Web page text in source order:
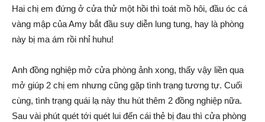
Hai chị em đứng ở cửa thử một hồi thì toát mồ hôi, đầu óc cá
vàng mập của Amy bắt đầu suy diễn lung tung, hay là phòng
này bị ma ám rồi nhỉ huhu!
Anh đồng nghiệp mở cửa phòng ảnh xong, thấy vậy liền qua
mở giúp 2 chị em nhưng cũng gặp tình trạng tương tự. Cuối
cùng, tình trạng quái lạ này thu hút thêm 2 đồng nghiệp nữa.
Sau vài phút quét tới quét lui đến cái thẻ bị đau thì cửa phòng